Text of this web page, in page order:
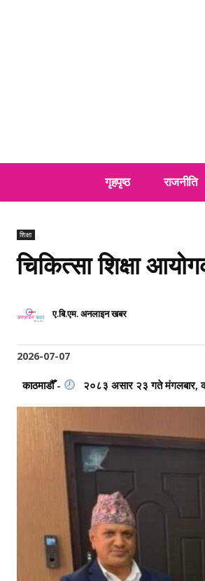
गृहपृष्ठ राजनीति
शिक्षा
चिकित्सा शिक्षा
ए.बि.एम. अनलाइन खबर
2026-07-07
काठमाडौँ - २०८३ असार २३ गते मंगलबार,